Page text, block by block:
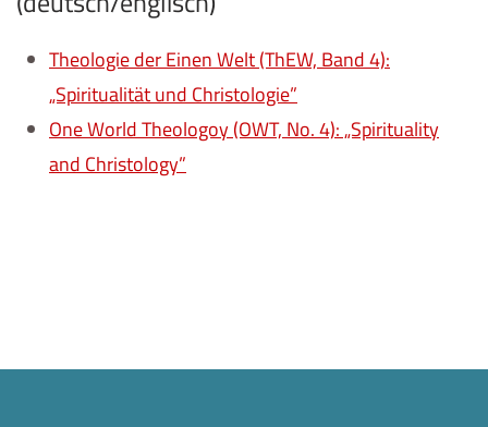
Theologie der Einen Welt (ThEW, Band 4):
„Spiritualität und Christologie”
One World Theologoy (OWT, No. 4): „Spirituality
and Christology”